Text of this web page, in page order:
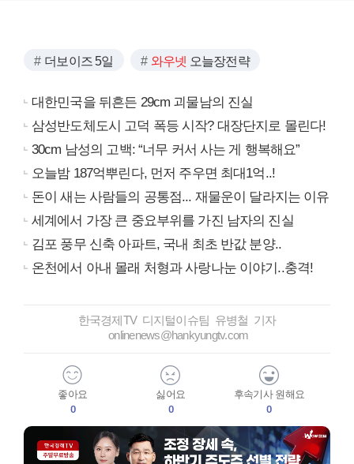
더보이즈 5일 와우넷 오늘장전략
대한민국을 뒤흔든 29cm 괴물남의 진실
삼성반도체도시 고덕 폭등 시작? 대장단지로 몰린다!
30cm 남성의 고백: “너무 커서 사는 게 행복해요”
오늘밤 187억뿌린다, 먼저 주우면 최대1억..!
돈이 새는 사람들의 공통점... 재물운이 달라지는 이유
세계에서 가장 큰 중요부위를 가진 남자의 진실
김포 풍무 신축 아파트, 국내 최초 반값 분양..
온천에서 아내 몰래 처형과 사랑나눈 이야기..충격!
한국경제TV 디지털이슈팀 유병철 기자
onlinenews@hankyungtv.com
좋아요
0
싫어요
0
후속기사 원해요
0